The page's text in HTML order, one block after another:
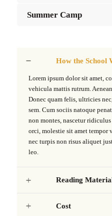
Summer Camp
How the School
Lorem ipsum dolor sit amet,
vehicula mattis rutrum.
Donec quam felis, ultricies
sem. Cum sociis natoque
non montes, nascetur
orci, molestie sit amet tempor
nec turpis non risus aliquet
leo.
Reading
Cost